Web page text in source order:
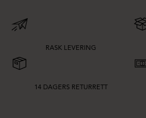
RASK LEVERING
14 DAGERS RETURRETT